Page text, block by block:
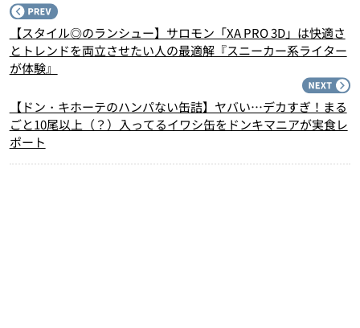
【スタイル◎のランシュー】サロモン「XA PRO 3D」は快適さ
とトレンドを両立させたい人の最適解『スニーカー系ライター
が体験』
【ドン・キホーテのハンパない缶詰】ヤバい…デカすぎ！まる
ごと10尾以上（？）入ってるイワシ缶をドンキマニアが実食レ
ポート